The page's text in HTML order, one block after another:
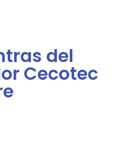
del
Cecotec